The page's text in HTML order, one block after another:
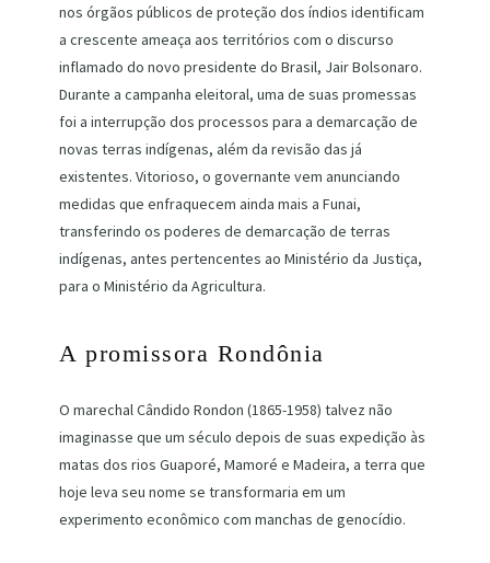
nos órgãos públicos de proteção dos índios identificam
a crescente ameaça aos territórios com o discurso
inflamado do novo presidente do Brasil, Jair Bolsonaro.
Durante a campanha eleitoral, uma de suas promessas
foi a interrupção dos processos para a demarcação de
novas terras indígenas, além da revisão das já
existentes. Vitorioso, o governante vem anunciando
medidas que enfraquecem ainda mais a Funai,
transferindo os poderes de demarcação de terras
indígenas, antes pertencentes ao Ministério da Justiça,
para o Ministério da Agricultura.
A promissora Rondônia
O marechal Cândido Rondon (1865-1958) talvez não
imaginasse que um século depois de suas expedição às
matas dos rios Guaporé, Mamoré e Madeira, a terra que
hoje leva seu nome se transformaria em um
experimento econômico com manchas de genocídio.